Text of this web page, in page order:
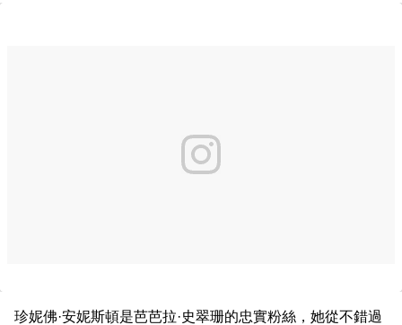
珍妮佛·安妮斯頓是芭芭拉·史翠珊的忠實粉絲，她從不錯過